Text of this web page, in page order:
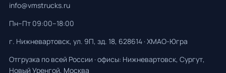
info@vmstrucks.ru
Пн–Пт 09:00–18:00
г. Нижневартовск, ул. 9П, зд. 18, 628614 · ХМАО-Югра
Отгрузка по всей России · офисы: Нижневартовск, Сургут,
Новый Уренгой, Москва